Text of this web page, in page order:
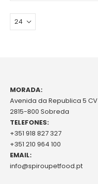
MORADA:
Avenida da Republica 5 CV
2815-800 Sobreda
TELEFONES:
+351 918 827 327
+351 210 964 100
EMAIL:
info@spiroupetfood.pt